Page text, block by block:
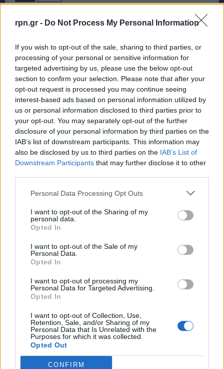
rpn.gr - Do Not Process My Personal Information
If you wish to opt-out of the sale, sharing to third parties, or
processing of your personal or sensitive information for
targeted advertising by us, please use the below opt-out
section to confirm your selection. Please note that after your
opt-out request is processed you may continue seeing
interest-based ads based on personal information utilized by
us or personal information disclosed to third parties prior to
your opt-out. You may separately opt-out of the further
disclosure of your personal information by third parties on the
IAB’s list of downstream participants. This information may
also be disclosed by us to third parties on the IAB’s List of
Downstream Participants that may further disclose it to other
Personal Data Processing Opt Outs
I want to opt-out of the Sharing of my
personal data.
Opted In
I want to opt-out of the Sale of my
Personal Data.
Opted In
I want to opt-out of processing my
Personal Data for Targeted Advertising.
Opted In
I want to opt-out of Collection, Use,
Retention, Sale, and/or Sharing of my
Personal Data that Is Unrelated with the
Purposes for which it was collected.
Opted Out
CONFIRM